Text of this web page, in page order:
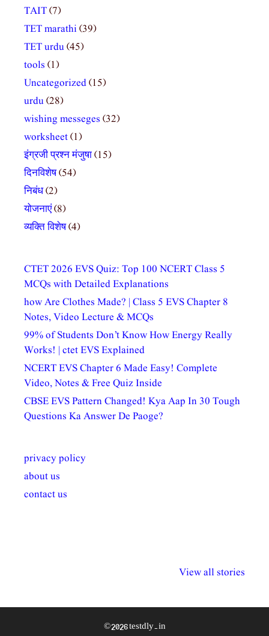
TAIT(7)
TET marathi(39)
TET urdu(45)
tools (1)
Uncategorized(15)
urdu(28)
wishing messeges (32)
worksheet(1)
इंग्रजी प्रश्न मंजुषा(15)
दिनविशेष(54)
निबंध(2)
योजनाएं(8)
व्यक्ति विशेष(4)
CTET 2026 EVS Quiz: Top 100 NCERT Class 5
MCQs with Detailed Explanations
how Are Clothes Made? | Class 5 EVS Chapter 8
Notes, Video Lecture & MCQs
99% of Students Don’t Know How Energy Really
Works! | ctet EVS Explained
NCERT EVS Chapter 6 Made Easy! Complete
Video, Notes & Free Quiz Inside
CBSE EVS Pattern Changed! Kya Aap In 30 Tough
Questions Ka Answer De Paoge?
privacy policy
about us
contact us
View all stories
अधिकार दिवस| 18
वर्षातील
© 2026 testdly.in